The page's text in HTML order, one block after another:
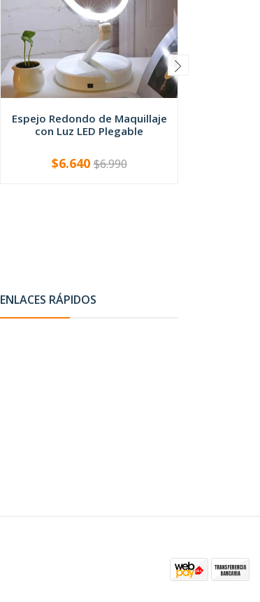
Espejo Redondo de Maquillaje
con Luz LED Plegable
+
$6.640$6.990
ENLACES RÁPIDOS